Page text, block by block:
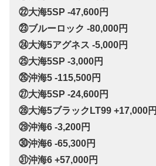
㉒大海5SP -47,600円
㉓ブルーロック -80,000円
㉔大海5アグネス -5,000円
㉕大海5SP -3,000円
㉖沖海5 -115,500円
㉗大海5SP -24,600円
㉘大海5ブラックLT99 +17,000円
㉙沖海6 -3,200円
㉚沖海6 -65,300円
㉛沖海6 +57,000円